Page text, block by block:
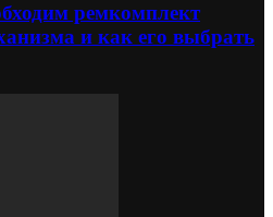
ремкомплект
и как его выбрать